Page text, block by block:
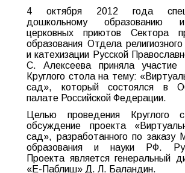
4 октября 2012 года
дошкольному образованию
церковных приютов Сектора
образования Отдела
и катехизации Русской
С. Алексеева приняла участие
Круглого стола на тему:
сад», который состоялся в
палате Российской Федерации.
Целью проведения Круглого
обсуждение проекта
сад», разработанного по заказу
образования и науки РФ.
Проекта является генеральный
«Е-Паблиш» Д. Л. Баландин.